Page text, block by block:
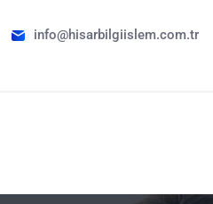
info@hisarbilgiislem.com.tr